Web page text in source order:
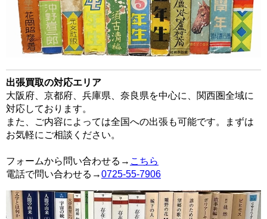
出張買取の対応エリア
大阪府、京都府、兵庫県、奈良県を中心に、関西圏全域に
対応しております。
また、ご内容によっては全国への出張も可能です。まずは
お気軽にご相談ください。
フォームから問い合わせる→ こちら
電話で問い合わせる→0725-55-7906